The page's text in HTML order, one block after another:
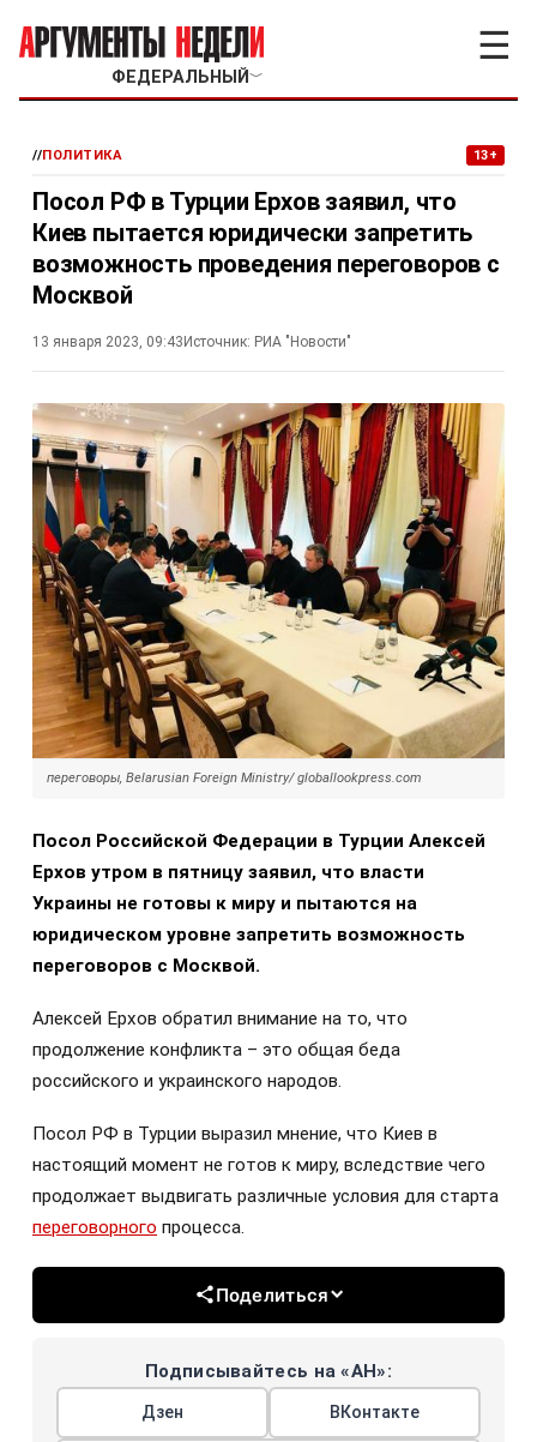
ФЕДЕРАЛЬНЫЙ ﹀
☰
//ПОЛИТИКА 13+
Посол РФ в Турции Ерхов заявил, что
Киев пытается юридически запретить
возможность проведения переговоров с
Москвой
13 января 2023, 09:43 Источник: РИА "Новости"
переговоры, Belarusian Foreign Ministry/ globallookpress.com
Посол Российской Федерации в Турции Алексей
Ерхов утром в пятницу заявил, что власти
Украины не готовы к миру и пытаются на
юридическом уровне запретить возможность
переговоров с Москвой.
Алексей Ерхов обратил внимание на то, что
продолжение конфликта – это общая беда
российского и украинского народов.
Посол РФ в Турции выразил мнение, что Киев в
настоящий момент не готов к миру, вследствие чего
продолжает выдвигать различные условия для старта
переговорного процесса.
Поделиться
Подписывайтесь на «АН»:
Дзен ВКонтакте